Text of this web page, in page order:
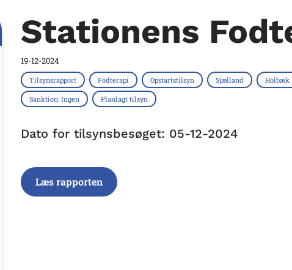
Stationens
19-12-2024
Tilsynsrapport Fodterapi Opstartstilsyn Sjælland Holbæk
Sanktion: Ingen Planlagt tilsyn
Dato for tilsynsbesøget: 05-12-2024
Læs rapporten